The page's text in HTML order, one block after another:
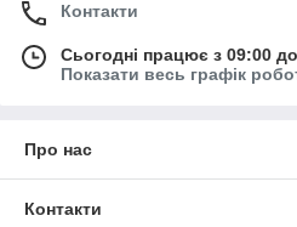
Контакти
Сьогодні працює з 09:00
Показати весь графік
Про нас
Контакти